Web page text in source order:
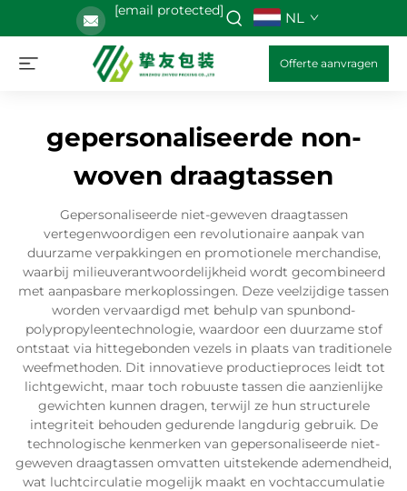
[email protected] NL
Offerte aanvragen
gepersonaliseerde non-
woven draagtassen
Gepersonaliseerde niet-geweven draagtassen
vertegenwoordigen een revolutionaire aanpak van
duurzame verpakkingen en promotionele merchandise,
waarbij milieuverantwoordelijkheid wordt gecombineerd
met aanpasbare merkoplossingen. Deze veelzijdige tassen
worden vervaardigd met behulp van spunbond-
polypropyleentechnologie, waardoor een duurzame stof
ontstaat via hittegebonden vezels in plaats van traditionele
weefmethoden. Dit innovatieve productieproces leidt tot
lichtgewicht, maar toch robuuste tassen die aanzienlijke
gewichten kunnen dragen, terwijl ze hun structurele
integriteit behouden gedurende langdurig gebruik. De
technologische kenmerken van gepersonaliseerde niet-
geweven draagtassen omvatten uitstekende ademendheid,
wat luchtcirculatie mogelijk maakt en vochtaccumulatie